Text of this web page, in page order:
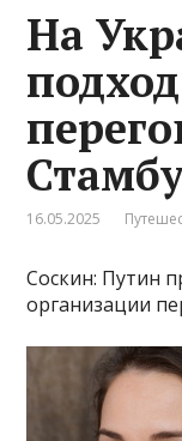
На
16.05.2025
Соскин: Путин
организации